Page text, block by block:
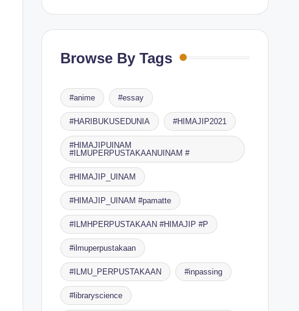
Browse By Tags
#anime #essay
#HARIBUKUSEDUNIA #HIMAJIP2021
#HIMAJIPUINAM
#ILMUPERPUSTAKAANUINAM #
#HIMAJIP_UINAM
#HIMAJIP_UINAM #pamatte
#ILMHPERPUSTAKAAN #HIMAJIP #P
#ilmuperpustakaan
#ILMU_PERPUSTAKAAN #inpassing
#libraryscience